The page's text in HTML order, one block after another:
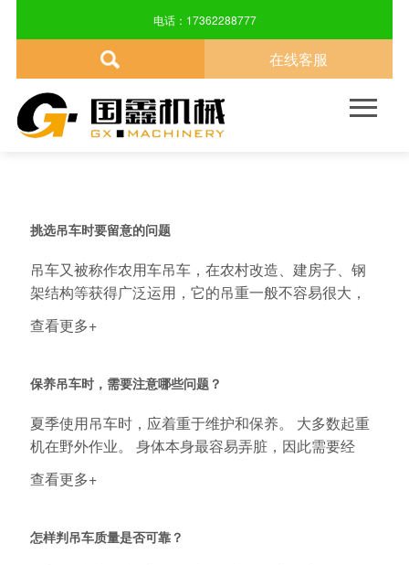
在线客服
电话：17362288777
品牌介绍
发展历程
尖端科技
汽车吊车
随车吊车
旋转吊篮
公司动态
技术指导
售后服务
联系方式 
NEWS CENTER
挑选吊车时要留意的问题
吊车又被称作农用车吊车，在农村改造、建房子、钢
架结构等获得广泛运用，它的吊重一般不容易很大，
油电...
查看更多+
保养吊车时，需要注意哪些问题？
夏季使用吊车时，应着重于维护和保养。 大多数起重
机在野外作业。 身体本身最容易弄脏，因此需要经
常...
查看更多+
怎样判吊车质量是否可靠？